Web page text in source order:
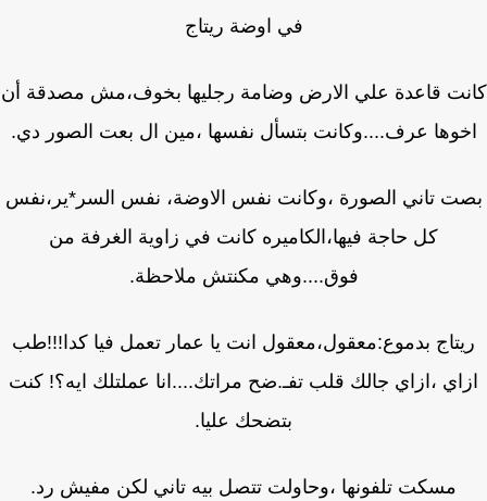
في اوضة ريتاج
قاعدة علي الارض وضامة رجليها بخوف،مش مصدقة أن
عرف....وكانت بتسأل نفسها ،مين ال بعت الصور دي.
تاني الصورة ،وكانت نفس الاوضة، نفس السر*ير،نفس
كل حاجة فيها،الكاميره كانت في زاوية الغرفة من
فوق....وهي مكنتش ملاحظة.
بدموع:معقول،معقول انت يا عمار تعمل فيا كدا!!!طب
،ازاي جالك قلب تفـ.ضح مراتك....انا عملتلك ايه؟! كنت
بتضحك عليا.
مسكت تلفونها ،وحاولت تتصل بيه تاني لكن مفيش رد.